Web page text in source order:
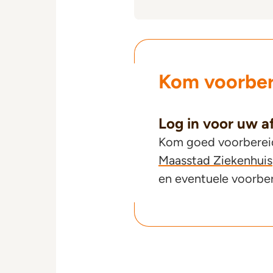
Kom
Log in voor uw
Kom goed
Maasstad Ziekenhuis
en eventuele